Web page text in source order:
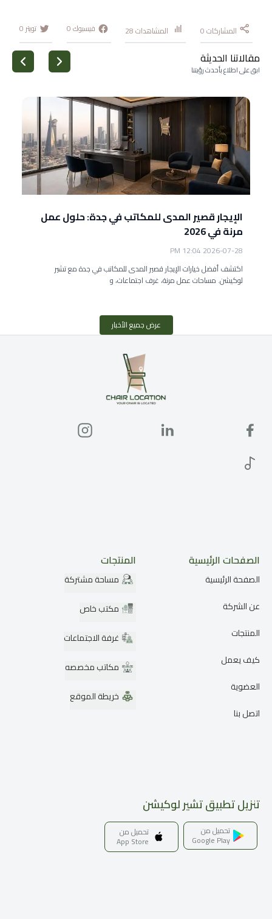
المشاركات0 المشاهدات28 فيسبوك0 تويتر0
مقالاتنا الحديثة
ابق على اطلاع بأحدث رؤيتنا
الإيجار قصير المدى للمكاتب في جدة: حلول عمل
مرنة في 2026
2026-07-28 12:04 PM
اكتشف أفضل خيارات الإيجار قصير المدى للمكاتب في جدة مع تشير
لوكيشن. مساحات عمل مرنة، غرف اجتماعات، و
عرض جميع الأخبار
الصفحات الرئيسية
الصفحة الرئيسية
عن الشركة
المنتجات
كيف يعمل
العضوية
اتصل بنا
المنتجات
مساحة مشتركة
مكتب خاص
غرفة الاجتماعات
مكاتب مخصصه
خريطة الموقع
تنزيل تطبيق تشير لوكيشن
تحميل من
Google Play
تحميل من
App Store